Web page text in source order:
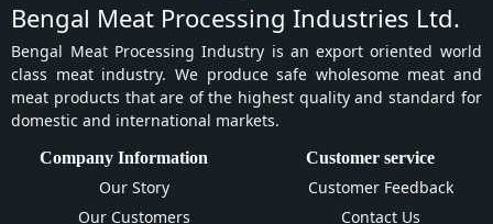
Bengal Meat Processing Industries Ltd.
Bengal Meat Processing Industry is an export oriented world
class meat industry. We produce safe wholesome meat and
meat products that are of the highest quality and standard for
domestic and international markets.
Company Information
Our Story
Our Customers
Customer service
Customer Feedback
Contact Us